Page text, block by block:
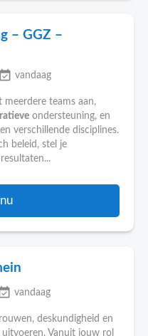
– GGZ –
event_available vandaag
meerdere teams aan,
ondersteuning, en
verschillende disciplines.
beleid, stel je
vandaag
deskundigheid en
Vanuit jouw rol